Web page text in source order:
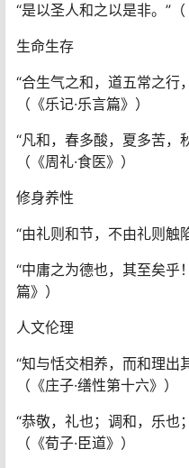
“是以圣人和之以是非。”（
生命生存
“合生气之和，道五常之行
（《乐记·乐言篇》）
“凡和，春多酸，夏多苦，
（《周礼·食医》）
修身养性
“由礼则和节，不由礼则触
“中庸之为德也，其至矣乎
篇》）
人文伦理
“知与恬交相养，而和理出
（《庄子·缮性第十六》）
“恭敬，礼也；调和，乐也
（《荀子·臣道》）